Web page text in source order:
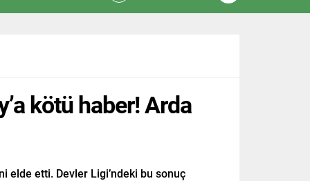
kötü haber! Arda
elde etti. Devler Ligi’ndeki bu sonuç